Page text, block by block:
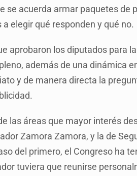
se acuerda armar paquetes de
elegir qué responden y qué no.
aprobaron los diputados para
además de una dinámica
y de manera directa la
las áreas que mayor interés
Zamora Zamora, y la de
del primero, el Congreso ha
tuviera que reunirse